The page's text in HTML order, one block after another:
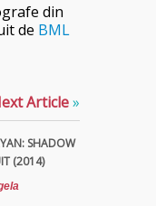
din
de BML
Article»
SHADOW
(2014)